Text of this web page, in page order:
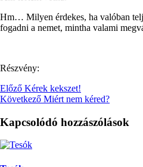
Hm… Milyen érdekes, ha valóban
fogadni a nemet, mintha valami
Részvény:
Előző Kérek kekszet!
Következő Miért nem kéred?
Kapcsolódó hozzászólások